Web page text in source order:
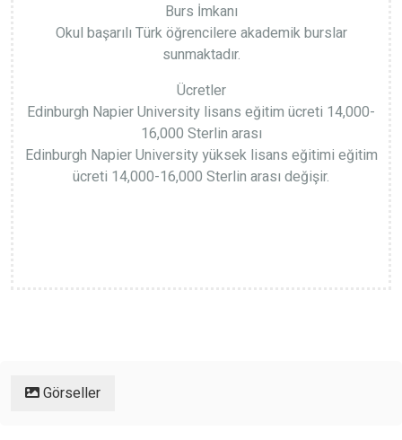
Burs İmkanı
Okul başarılı Türk öğrencilere akademik burslar
sunmaktadır.
Ücretler
Edinburgh Napier University lisans eğitim ücreti 14,000-
16,000 Sterlin arası
Edinburgh Napier University yüksek lisans eğitimi eğitim
ücreti 14,000-16,000 Sterlin arası değişir.
Görseller